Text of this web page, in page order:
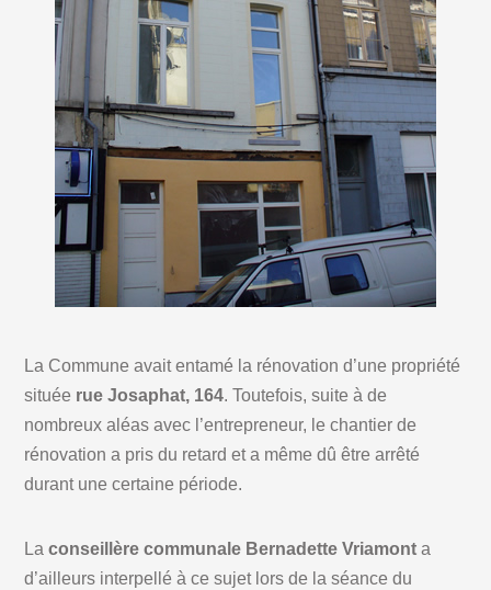
La Commune avait entamé la rénovation d’une propriété
située rue Josaphat, 164. Toutefois, suite à de
nombreux aléas avec l’entrepreneur, le chantier de
rénovation a pris du retard et a même dû être arrêté
durant une certaine période.
Laconseillère communale Bernadette Vriamont a
d’ailleurs interpellé à ce sujet lors de la séance du